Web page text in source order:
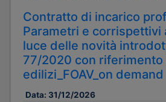
Contratto di incarico
Parametri e corrispettivi
luce delle novità
77/2020 con riferimento
edilizi_FOAV_on demand
Data: 31/12/2026